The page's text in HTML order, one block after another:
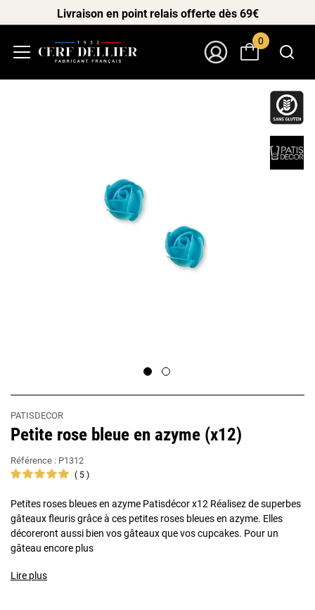
Livraison en point relais offerte dès 69€
0
PATISDECOR
Petite rose bleue en azyme (x12)
Référence : P1312
5
Petites roses bleues en azyme Patisdécor x12 Réalisez de superbes
gâteaux fleuris grâce à ces petites roses bleues en azyme. Elles
décoreront aussi bien vos gâteaux que vos cupcakes. Pour un
gâteau encore plus
Lire plus